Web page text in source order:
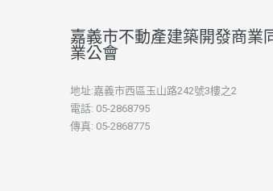
嘉義市不動產建築開發商業
業公會
地址:嘉義市西區玉山路242號3樓之2
電話: 05-2868795
傳真: 05-2868775